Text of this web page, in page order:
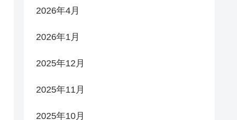
2026年4月
2026年1月
2025年12月
2025年11月
2025年10月